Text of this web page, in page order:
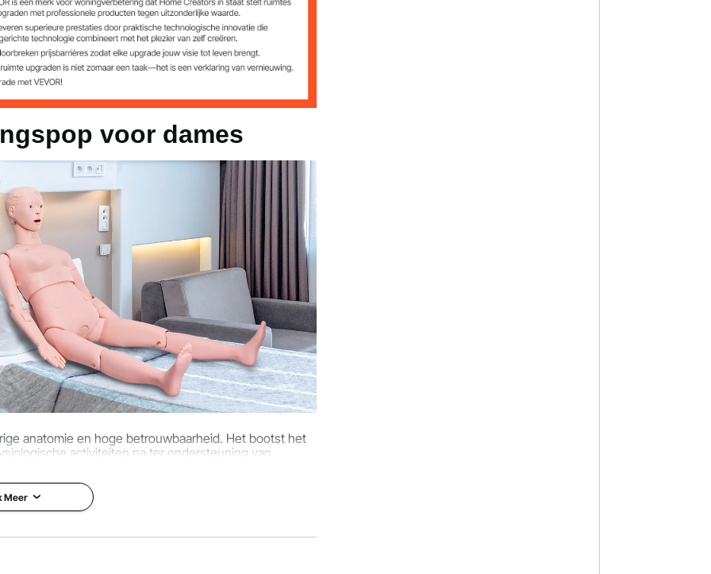
8,27 inch / 1530 x 450 x 210 mm
voor dames
anatomie en hoge betrouwbaarheid. Het bootst het
activiteiten na ter ondersteuning van
Meer